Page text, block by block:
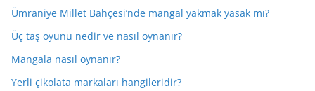
Ümraniye Millet Bahçesi’nde mangal yakmak yasak mı?
Üç taş oyunu nedir ve nasıl oynanır?
Mangala nasıl oynanır?
Yerli çikolata markaları hangileridir?